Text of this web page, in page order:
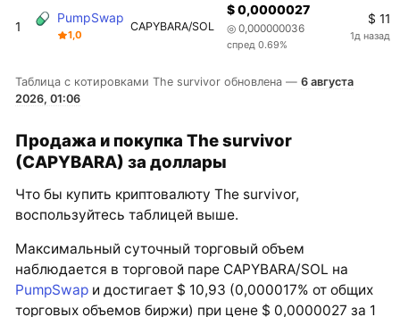
1
PumpSwap
1,0
CAPYBARA/SOL
$ 0,0000027
◎ 0,000000036
спред 0.69%
$ 11
1д назад
Таблица с котировками The survivor обновлена —6 августа
2026, 01:06
Продажа и покупка The survivor
(CAPYBARA) за доллары
Что бы купить криптовалюту The survivor,
воспользуйтесь таблицей выше.
Максимальный суточный торговый объем
наблюдается в торговой паре CAPYBARA/SOL на
PumpSwap и достигает $ 10,93 (0,000017% от общих
торговых объемов биржи) при цене $ 0,0000027 за 1